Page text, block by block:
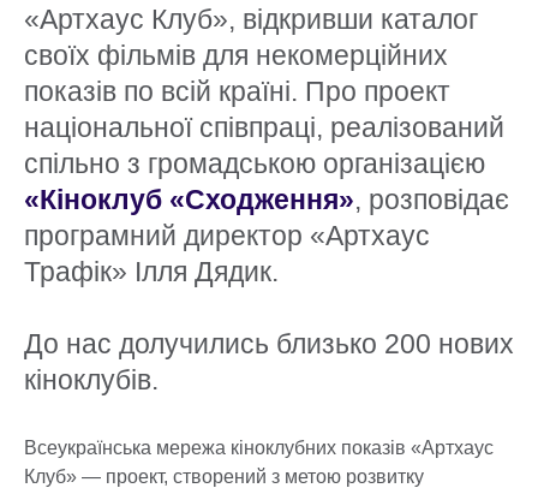
«Артхаус Клуб», відкривши каталог
своїх фільмів для некомерційних
показів по всій країні. Про проект
національної співпраці, реалізований
спільно з громадською організацією
«Кіноклуб «Сходження», розповідає
програмний директор «Артхаус
Трафік» Ілля Дядик.
До нас долучились близько 200 нових
кіноклубів.
Всеукраїнська мережа кіноклубних показів «Артхаус
Клуб» — проект, створений з метою розвитку